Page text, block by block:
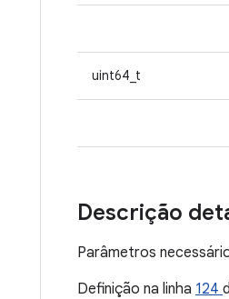
uint64_t
Descrição
Parâmetros
Definição na linha 124